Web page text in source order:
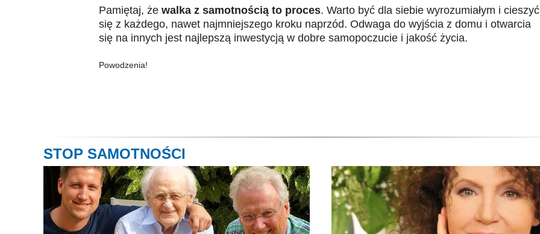
Pamiętaj, że walka z samotnością to proces. Warto być dla siebie wyrozumiałym i cieszyć
się z każdego, nawet najmniejszego kroku naprzód. Odwaga do wyjścia z domu i otwarcia
się na innych jest najlepszą inwestycją w dobre samopoczucie i jakość życia.
Powodzenia!
STOP SAMOTNOŚCI